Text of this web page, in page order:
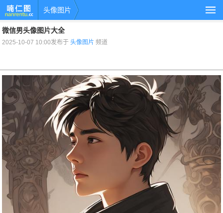
头像图片
微信男头像图片大全
2025-10-07 10:00发布于头像图片 频道